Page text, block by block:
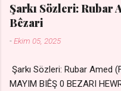
Şarkı Sözleri: Rubar
Bêzari
-Ekim 05, 2025
Şarkı Sözleri: Rubar Amed
MAYIM BIÊŞ 0 BEZARI